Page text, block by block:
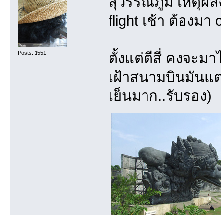
Posts: 1551
flight เช้า ต้องมา
ตั้งแต่ตีสี่ คงจะมา
เฝ้าสนามบินมันแ
เย็นมาก..รับรอง)